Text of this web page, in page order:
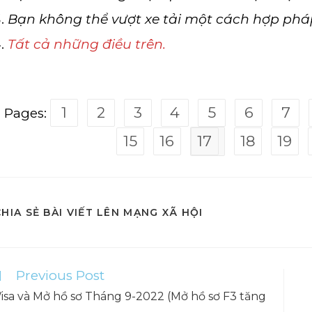
Bạn không thể vượt xe tải một cách hợp
Tất cả những điều trên.
Pages: 1 2 3 4 5 6 7
15
16 17 18 19
SẺ BÀI VIẾT LÊN MẠNG XÃ HỘI
Previous Post
và Mở hồ sơ Tháng 9-2022 (Mở hồ sơ F3 tăng